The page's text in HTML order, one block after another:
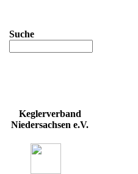
Suche
Keglerverband
Niedersachsen e.V.